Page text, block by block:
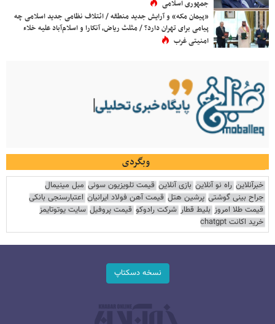
جمهوری اسلامی
«پیمان مکه» و آرایش جدید منطقه / ائتلاف نظامی جدید اسلامی چه
پیامی برای تهران دارد؟ / مثلث ریاض، آنکارا و اسلام‌آباد علیه خلاء
امنیتی غرب
وبگردی
خبرآنلاین راه نو آنلاین بازی آنلاین قیمت تلویزیون سونی مبل مینیمال
جراح بینی گوشتی پرشین هتل قیمت آهن فولاد ایرانیان اعتبارسنجی بانکی
قیمت طلا امروز بلیط قطار شرکت رادوکو قیمت پروفیل سایت یوتوتایمز
خرید اکانت chatgpt
نسخه دسکتاپ